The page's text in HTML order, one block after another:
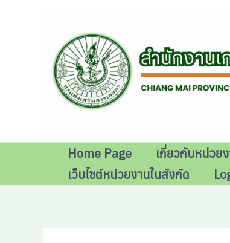
Home Page เกี่ยวกับหน่วย
เว็บไซต์หน่วยงานในสังกัด